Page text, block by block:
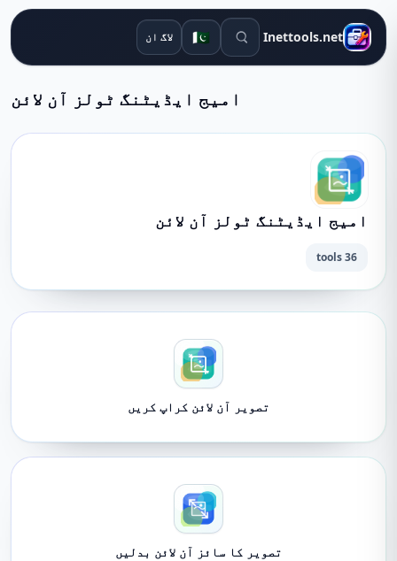
Inettools.net تلاش کے اوزار
🇵🇰 لاگ ان
امیج ایڈیٹنگ ٹولز آن لائن
امیج ایڈیٹنگ ٹولز آن لائن
36 tools
تصویر آن لائن کراپ کریں
تصویر کا سائز آن لائن بدلیں